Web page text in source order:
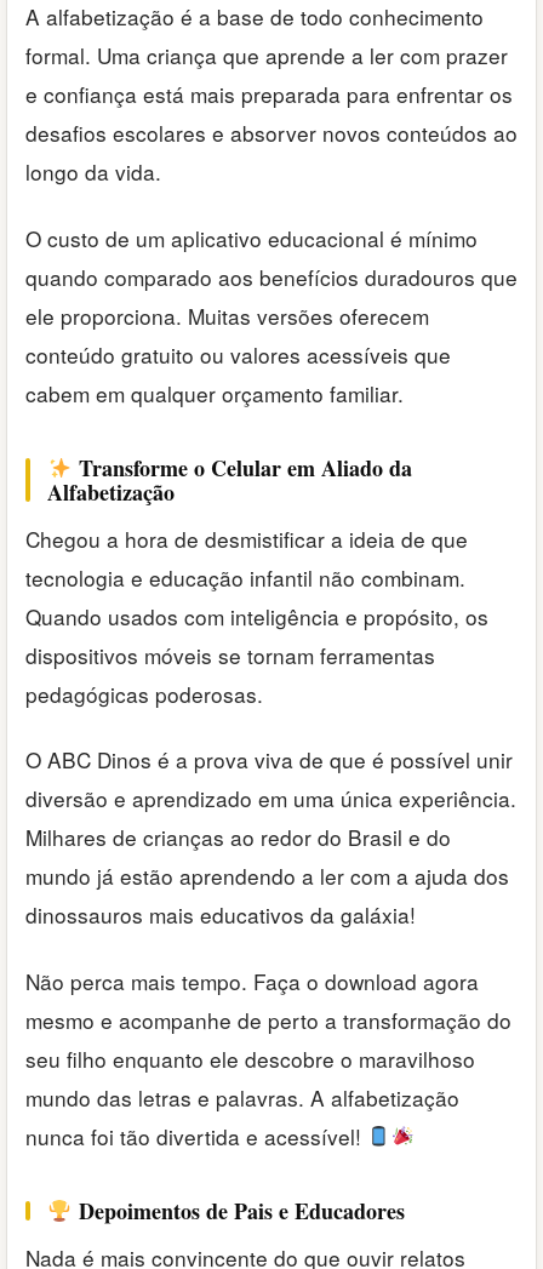
A alfabetização é a base de todo conhecimento
formal. Uma criança que aprende a ler com prazer
e confiança está mais preparada para enfrentar os
desafios escolares e absorver novos conteúdos ao
longo da vida.
O custo de um aplicativo educacional é mínimo
quando comparado aos benefícios duradouros que
ele proporciona. Muitas versões oferecem
conteúdo gratuito ou valores acessíveis que
cabem em qualquer orçamento familiar.
Transforme o Celular em Aliado da
Alfabetização
Chegou a hora de desmistificar a ideia de que
tecnologia e educação infantil não combinam.
Quando usados com inteligência e propósito, os
dispositivos móveis se tornam ferramentas
pedagógicas poderosas.
O ABC Dinos é a prova viva de que é possível unir
diversão e aprendizado em uma única experiência.
Milhares de crianças ao redor do Brasil e do
mundo já estão aprendendo a ler com a ajuda dos
dinossauros mais educativos da galáxia!
Não perca mais tempo. Faça o download agora
mesmo e acompanhe de perto a transformação do
seu filho enquanto ele descobre o maravilhoso
mundo das letras e palavras. A alfabetização
nunca foi tão divertida e acessível!
Depoimentos de Pais e Educadores
Nada é mais convincente do que ouvir relatos